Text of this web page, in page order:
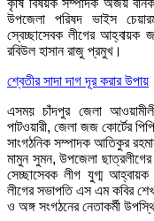
উপজেলা পরিষদ ভাইস
স্বেচ্ছাসেবক লীগের
রবিউল হাসান রাজু প্রমুখ।
শ্বেতীর সাদা দাগ দূর করার উপায়
এসময় চাঁদপুর জেলা
পাটওয়ারী, জেলা জজ কোর্টের
সাংগঠনিক সম্পাদক আতিকুর
মামুন সুমন, উপজেলা
সেচ্ছাসেবক লীগ যুগ্ম
লীগের সভাপতি এস এম কবির
ও অঙ্গ সংগঠনের নেতাকর্মী